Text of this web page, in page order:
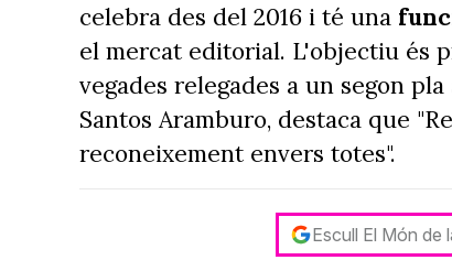
celebra des del 2016 i té una
el mercat editorial. L'objectiu és
vegades relegades a un segon
Santos Aramburo, destaca que
reconeixement envers totes".
Escull El Món de